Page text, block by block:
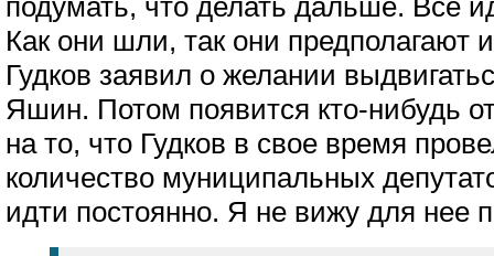
подумать, что делать дальше. Все
Как они шли, так они предполагают
Гудков заявил о желании
Яшин. Потом появится кто-нибудь
на то, что Гудков в свое время
количество муниципальных
идти постоянно. Я не вижу для нее